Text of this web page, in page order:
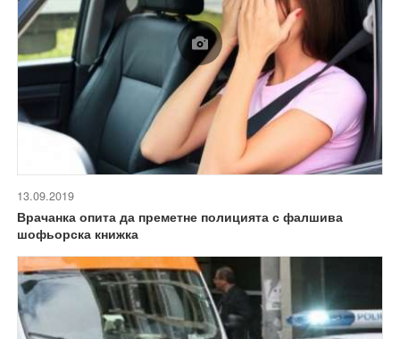
13.09.2019
Врачанка опита да преметне полицията с фалшива
шофьорска книжка